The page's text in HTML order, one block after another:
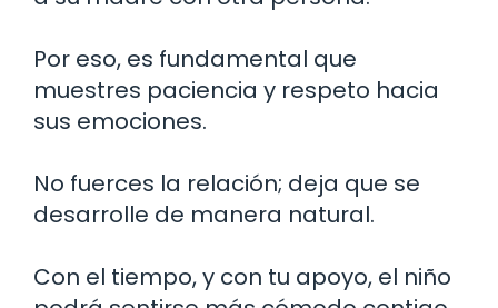
Por eso, es fundamental que
muestres paciencia y respeto hacia
sus emociones.
No fuerces la relación; deja que se
desarrolle de manera natural.
Con el tiempo, y con tu apoyo, el niño